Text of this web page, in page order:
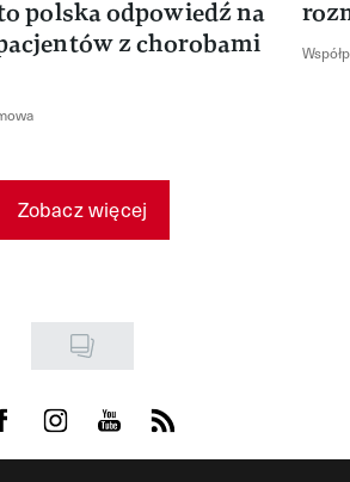
polska odpowiedź na
z chorobami
Zobacz więcej
us on Facebook
Visit us on Instagram
Visit us on Youtube
Visit us on Rss